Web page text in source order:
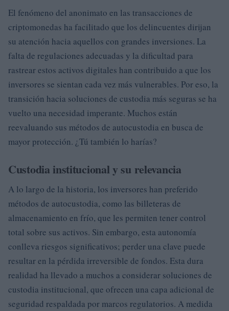
El fenómeno del anonimato en las transacciones de
criptomonedas ha facilitado que los delincuentes dirijan
su atención hacia aquellos con grandes inversiones. La
falta de regulaciones adecuadas y la dificultad para
rastrear estos activos digitales han contribuido a que los
inversores se sientan cada vez más vulnerables. Por eso, la
transición hacia soluciones de custodia más seguras se ha
vuelto una necesidad imperante. Muchos están
reevaluando sus métodos de autocustodia en busca de
mayor protección. ¿Tú también lo harías?
Custodia institucional y su relevancia
A lo largo de la historia, los inversores han preferido
métodos de autocustodia, como las billeteras de
almacenamiento en frío, que les permiten tener control
total sobre sus activos. Sin embargo, esta autonomía
conlleva riesgos significativos; perder una clave puede
resultar en la pérdida irreversible de fondos. Esta dura
realidad ha llevado a muchos a considerar soluciones de
custodia institucional, que ofrecen una capa adicional de
seguridad respaldada por marcos regulatorios. A medida